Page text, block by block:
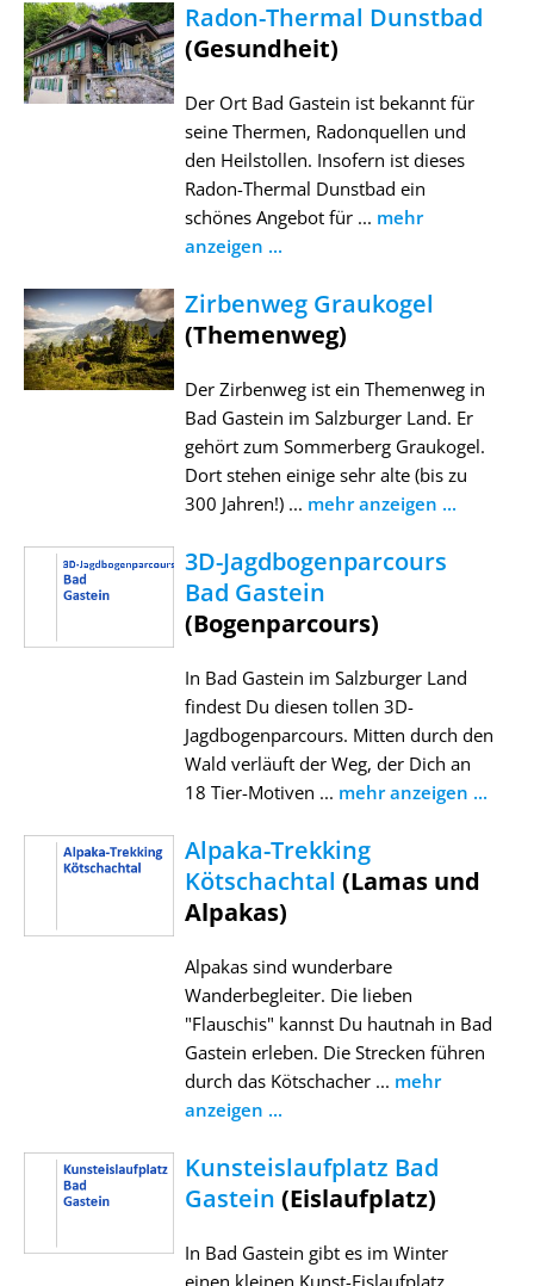
Radon-Thermal Dunstbad
(Gesundheit)
Der Ort Bad Gastein ist bekannt für
seine Thermen, Radonquellen und
den Heilstollen. Insofern ist dieses
Radon-Thermal Dunstbad ein
schönes Angebot für ... mehr
anzeigen ...
Zirbenweg Graukogel
(Themenweg)
Der Zirbenweg ist ein Themenweg in
Bad Gastein im Salzburger Land. Er
gehört zum Sommerberg Graukogel.
Dort stehen einige sehr alte (bis zu
300 Jahren!) ... mehr anzeigen ...
3D-Jagdbogenparcours
Bad Gastein
(Bogenparcours)
In Bad Gastein im Salzburger Land
findest Du diesen tollen 3D-
Jagdbogenparcours. Mitten durch den
Wald verläuft der Weg, der Dich an
18 Tier-Motiven ... mehr anzeigen ...
Alpaka-Trekking
Kötschachtal (Lamas und
Alpakas)
Alpakas sind wunderbare
Wanderbegleiter. Die lieben
"Flauschis" kannst Du hautnah in Bad
Gastein erleben. Die Strecken führen
durch das Kötschacher ... mehr
anzeigen ...
Kunsteislaufplatz Bad
Gastein (Eislaufplatz)
In Bad Gastein gibt es im Winter